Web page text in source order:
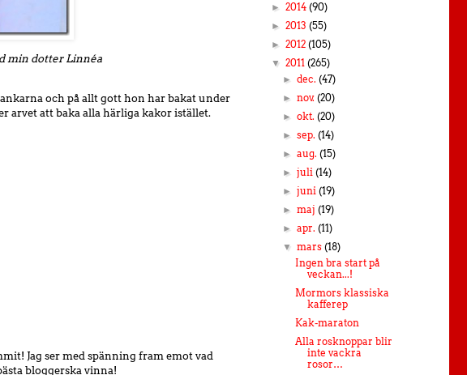
min dotter Linnéa
och på allt gott hon har bakat under
arvet att baka alla härliga kakor istället.
Jag ser med spänning fram emot vad
bloggerska vinna!
► 2014 (90)
► 2013 (55)
► 2012 (105)
▼ 2011 (265)
►dec.(47)
►nov.(20)
►okt.(20)
►sep.(14)
►aug.(15)
►juli(14)
►juni(19)
►maj(19)
►apr.(11)
▼mars(18)
Ingen bra start på
veckan...!
Mormors klassiska
kafferep
Kak-maraton
Alla rosknoppar blir
inte vackra
rosor…